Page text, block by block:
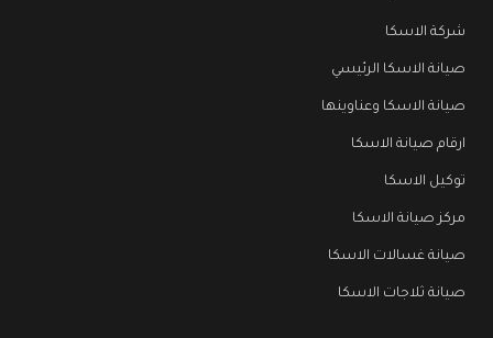
شركة الاسكا
صيانة الاسكا الرئيسي
صيانة الاسكا وعناوينها
ارقام صيانة الاسكا
توكيل الاسكا
مركز صيانة الاسكا
صيانة غسالات الاسكا
صيانة ثلاجات الاسكا